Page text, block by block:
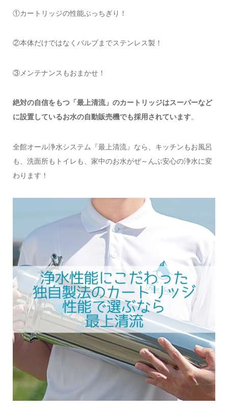
①カートリッジの性能ぶっちぎり！
②本体だけではなくバルブまでステンレス製！
③メンテナンスもおまかせ！
絶対の自信をもつ「最上清流」のカートリッジはスーパーなど
に設置しているお水の自動販売機でも採用されています。
全館オール浄水システム『最上清流』なら、キッチンもお風呂
も、洗面所もトイレも、家中のお水がぜ～んぶ安心の浄水に変
わります！